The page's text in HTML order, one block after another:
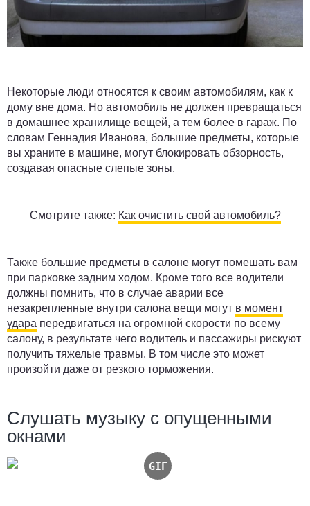
Некоторые люди относятся к своим автомобилям, как к
дому вне дома. Но автомобиль не должен превращаться
в домашнее хранилище вещей, а тем более в гараж. По
словам Геннадия Иванова, большие предметы, которые
вы храните в машине, могут блокировать обзорность,
создавая опасные слепые зоны.
Смотрите также: Как очистить свой автомобиль?
Также большие предметы в салоне могут помешать вам
при парковке задним ходом. Кроме того все водители
должны помнить, что в случае аварии все
незакрепленные внутри салона вещи могут в момент
удара передвигаться на огромной скорости по всему
салону, в результате чего водитель и пассажиры рискуют
получить тяжелые травмы. В том числе это может
произойти даже от резкого торможения.
Слушать музыку с опущенными
окнами